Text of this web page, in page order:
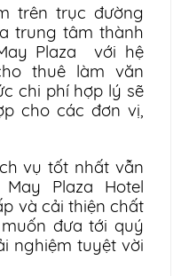
trên trục đường
trung tâm thành
Plaza với hệ
thuê làm văn
chi phí hợp lý sẽ
cho các đơn vị,
vụ tốt nhất vẫn
Plaza Hotel
và cải thiện chất
đưa tới quý
nghiệm tuyệt vời